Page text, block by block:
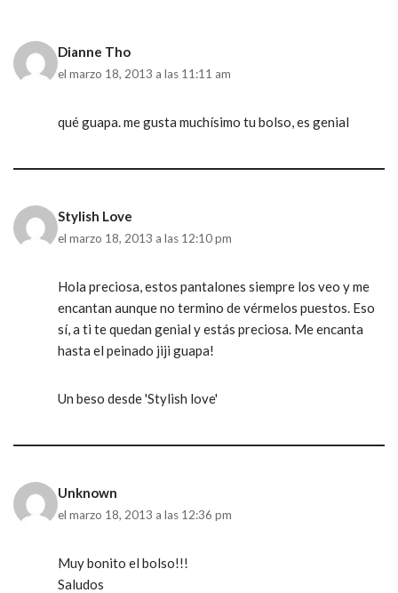
Dianne Tho
el marzo 18, 2013 a las 11:11 am
qué guapa. me gusta muchísimo tu bolso, es genial
Stylish Love
el marzo 18, 2013 a las 12:10 pm
Hola preciosa, estos pantalones siempre los veo y me
encantan aunque no termino de vérmelos puestos. Eso
sí, a ti te quedan genial y estás preciosa. Me encanta
hasta el peinado jiji guapa!
Un beso desde 'Stylish love'
Unknown
el marzo 18, 2013 a las 12:36 pm
Muy bonito el bolso!!!
Saludos